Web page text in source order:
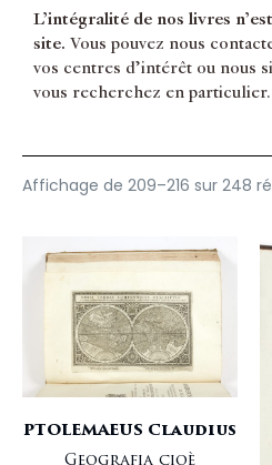
CRÉVECOEUR Michel-Guillaume-
D'ENTRECASTEAUX Antoine
DENHAM Dixon
DESCHAMPS Alexandre
DILLON Arthur
DRUMMOND William
DU CERCEAU Jean-Antoine
DU TERTRE Jean Baptiste
DUFOUR Philippe Sylvestre
DURAND Jean-Baptiste-Léonard
ESNEAUX Joseph
Circum
Colonie
Commerce
Costumes
Édition originale
Egypte Ethiopie
Espagne
Europe
Europe du Nord
Femmes
Gastronomie
Géographie
Grand papier
L’intégralité de nos livres
site. Vous pouvez nous
vos centres d’intérêt ou nous
vous recherchez en particulier.
Affichage de 209–216 sur 248
PTOLEMAEUS Claudius
Geografia cioè